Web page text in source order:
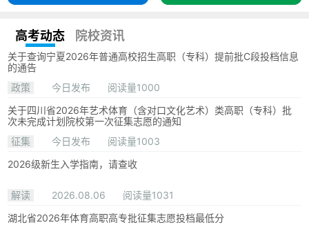
高考动态 院校资讯
关于查询宁夏2026年普通高校招生高职（专科）提前批C段投档信息
的通告
政策
今日发布
阅读量1000
关于四川省2026年艺术体育（含对口文化艺术）类高职（专科）批
次未完成计划院校第一次征集志愿的通知
征集
今日发布
阅读量1003
2026级新生入学指南，请查收
解读 2026.08.06
阅读量1031
湖北省2026年体育高职高专批征集志愿投档最低分